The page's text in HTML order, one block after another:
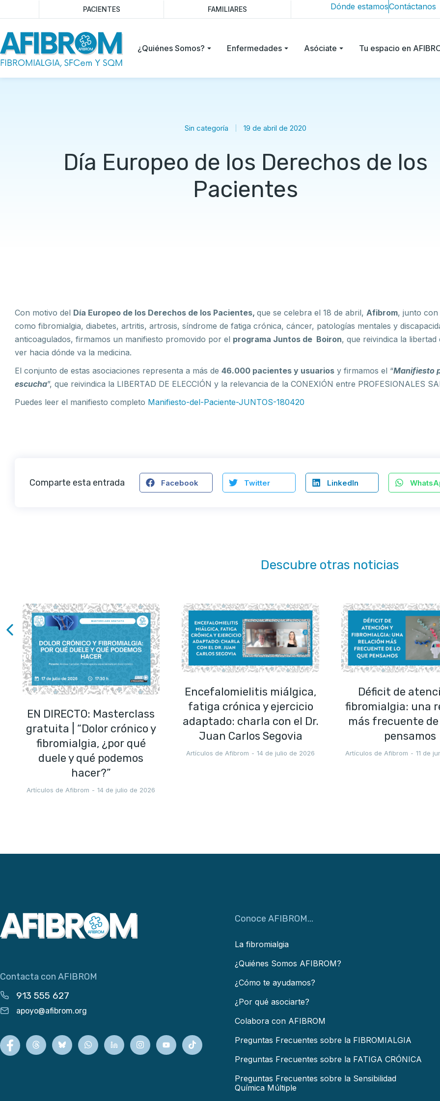
PACIENTES FAMILIARES Dónde estamosContáctanos
¿Quiénes Somos? Enfermedades Asóciate Tu espacio en
Sin categoría 19 de abril de 2020
Día Europeo de los Derechos de los
Pacientes
Con motivo del Día Europeo de los Derechos de los Pacientes, que se celebra el 18 de abril, Afibrom, junto con
como fibromialgia, diabetes, artritis, artrosis, síndrome de fatiga crónica, cáncer, patologías mentales y
anticoagulados, firmamos un manifiesto promovido por el programa Juntos de Boiron, que reivindica la
ver hacia dónde va la medicina.
El conjunto de estas asociaciones representa a más de 46.000 pacientes y usuarios y firmamos el “Manifiesto
escucha”, que reivindica la LIBERTAD DE ELECCIÓN y la relevancia de la CONEXIÓN entre PROFESIONALES
Puedes leer el manifiesto completo Manifiesto-del-Paciente-JUNTOS-180420
Comparte esta entrada Facebook Twitter LinkedIn
Descubre otras noticias
EN DIRECTO: Masterclass
gratuita | “Dolor crónico y
fibromialgia, ¿por qué
duele y qué podemos
hacer?”
Artículos de Afibrom 14 de julio de 2026
Encefalomielitis miálgica,
fatiga crónica y ejercicio
adaptado: charla con el Dr.
Juan Carlos Segovia
Artículos de Afibrom 14 de julio de 2026
Déficit de
fibromialgia: una
más frecuente
pensamos
Artículos de Afibrom 11 de
Contacta con AFIBROM
913 555 627
apoyo@afibrom.org
Conoce AFIBROM...
La fibromialgia
¿Quiénes Somos AFIBROM?
¿Cómo te ayudamos?
¿Por qué asociarte?
Colabora con AFIBROM
Preguntas Frecuentes sobre la FIBROMIALGIA
Preguntas Frecuentes sobre la FATIGA CRÓNICA
Preguntas Frecuentes sobre la Sensibilidad
Química Múltiple